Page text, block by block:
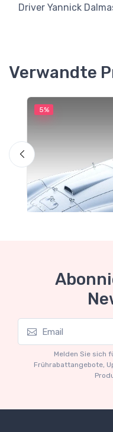
Driver Yannick
Verwandte
5%
Mythos Collection 1-
Ferrari 166 MM
€227.05 €239.00
Melden Sie sich
Frührabattangebote,